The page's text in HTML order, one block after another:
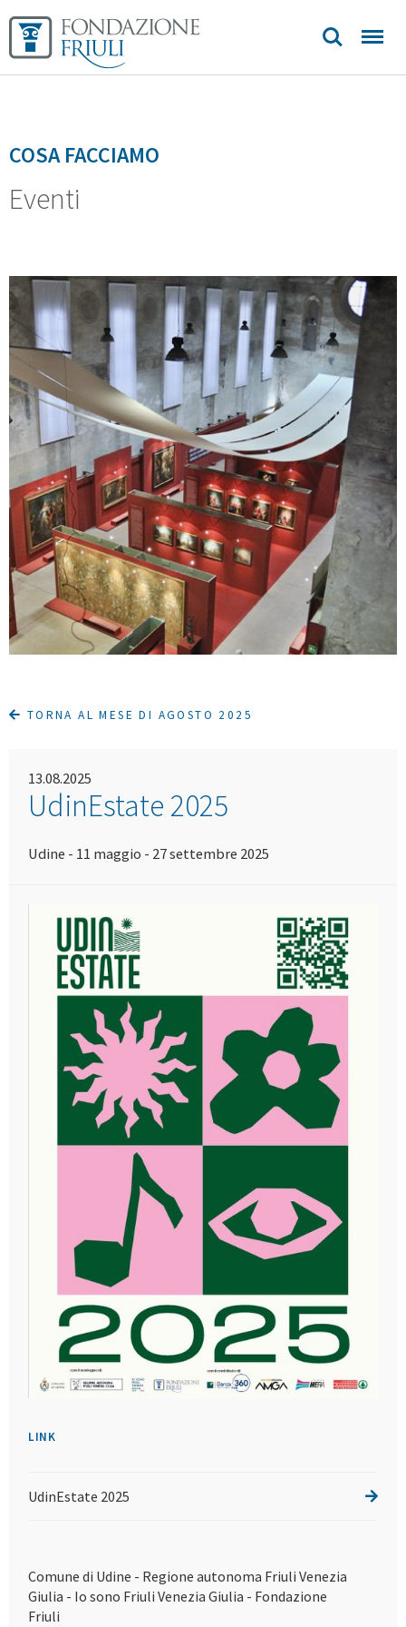
contatti
COSA FACCIAMO
Eventi
TORNA AL MESE DI AGOSTO 2025
13.08.2025
UdinEstate 2025
Udine - 11 maggio - 27 settembre 2025
LINK
UdinEstate 2025
Comune di Udine - Regione autonoma Friuli Venezia
Giulia - Io sono Friuli Venezia Giulia - Fondazione
Friuli